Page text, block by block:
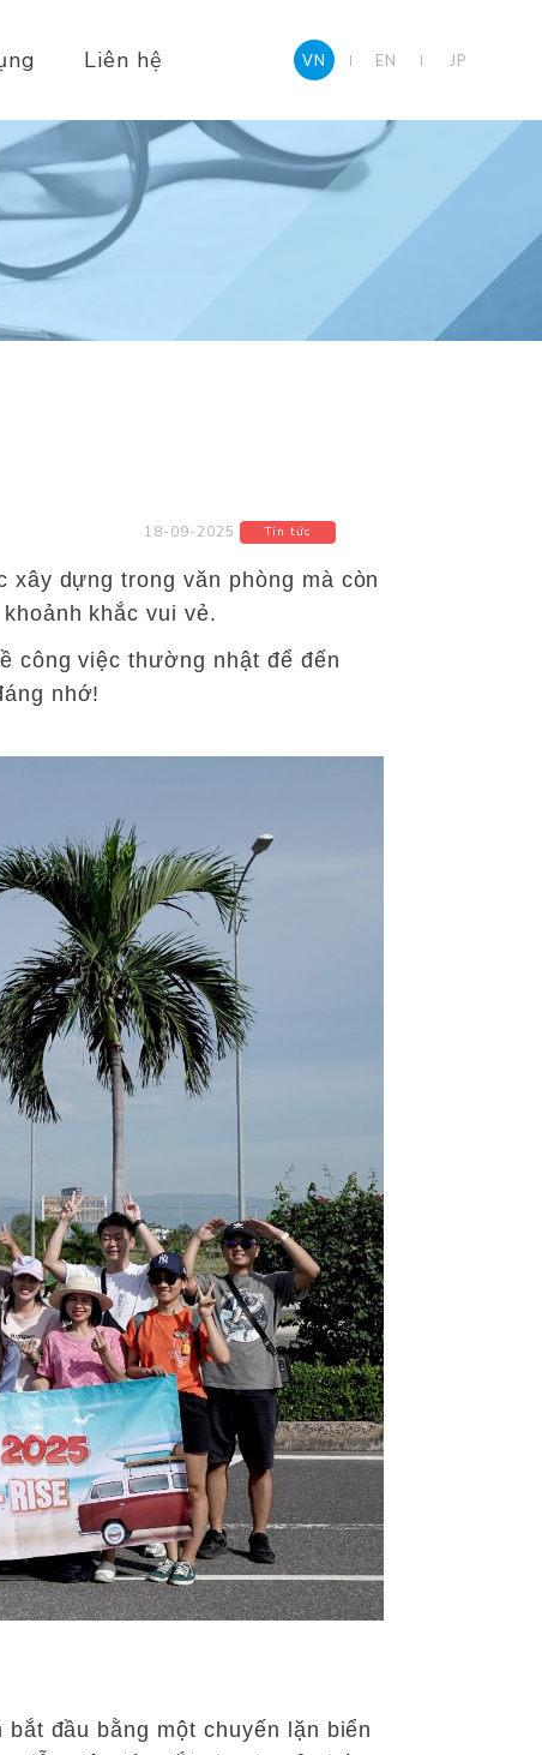
Liên hệ VN EN JP
18-09-2025 Tin tức
dựng trong văn phòng mà còn
khắc vui vẻ.
công việc thường nhật để đến
nhớ!
đầu bằng một chuyến lặn biển